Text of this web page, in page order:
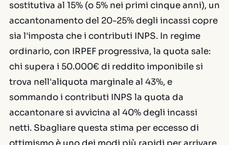
sostitutiva al 15% (o 5% nei primi cinque anni), un
accantonamento del 20-25% degli incassi copre
sia l'imposta che i contributi INPS. In regime
ordinario, con IRPEF progressiva, la quota sale:
chi supera i 50.000€ di reddito imponibile si
trova nell'aliquota marginale al 43%, e
sommando i contributi INPS la quota da
accantonare si avvicina al 40% degli incassi
netti. Sbagliare questa stima per eccesso di